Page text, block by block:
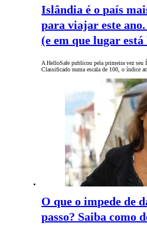
Islândia é o país
para viajar este
(e em que lugar
A HelloSafe publicou pela primeira vez seu
Classificado numa escala de 100, o índice
O que o impede de
passo? Saiba como